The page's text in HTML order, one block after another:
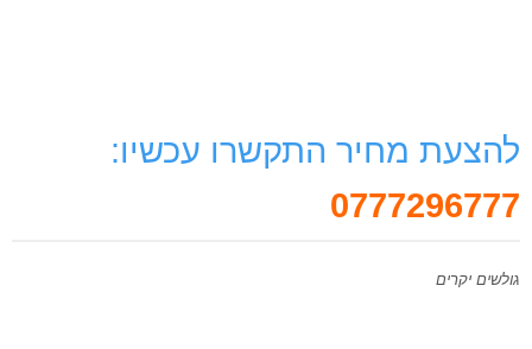
להצעת מחיר התקשרו עכשיו:
0777296777
גולשים יקרים